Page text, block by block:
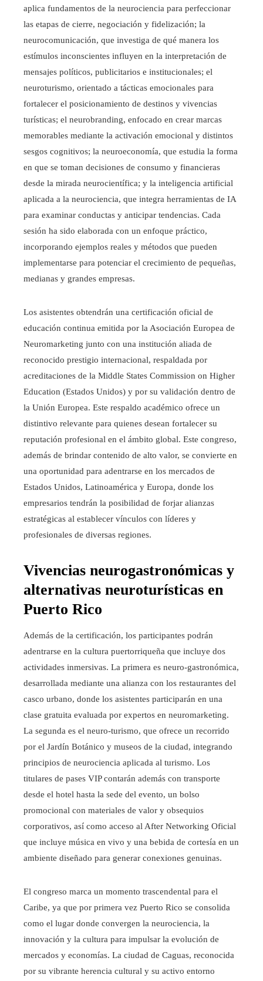
aplica fundamentos de la neurociencia para perfeccionar
las etapas de cierre, negociación y fidelización; la
neurocomunicación, que investiga de qué manera los
estímulos inconscientes influyen en la interpretación de
mensajes políticos, publicitarios e institucionales; el
neuroturismo, orientado a tácticas emocionales para
fortalecer el posicionamiento de destinos y vivencias
turísticas; el neurobranding, enfocado en crear marcas
memorables mediante la activación emocional y distintos
sesgos cognitivos; la neuroeconomía, que estudia la forma
en que se toman decisiones de consumo y financieras
desde la mirada neurocientífica; y la inteligencia artificial
aplicada a la neurociencia, que integra herramientas de IA
para examinar conductas y anticipar tendencias. Cada
sesión ha sido elaborada con un enfoque práctico,
incorporando ejemplos reales y métodos que pueden
implementarse para potenciar el crecimiento de pequeñas,
medianas y grandes empresas.
Los asistentes obtendrán una certificación oficial de
educación continua emitida por la Asociación Europea de
Neuromarketing junto con una institución aliada de
reconocido prestigio internacional, respaldada por
acreditaciones de la Middle States Commission on Higher
Education (Estados Unidos) y por su validación dentro de
la Unión Europea. Este respaldo académico ofrece un
distintivo relevante para quienes desean fortalecer su
reputación profesional en el ámbito global. Este congreso,
además de brindar contenido de alto valor, se convierte en
una oportunidad para adentrarse en los mercados de
Estados Unidos, Latinoamérica y Europa, donde los
empresarios tendrán la posibilidad de forjar alianzas
estratégicas al establecer vínculos con líderes y
profesionales de diversas regiones.
Vivencias neurogastronómicas y
alternativas neuroturísticas en
Puerto Rico
Además de la certificación, los participantes podrán
adentrarse en la cultura puertorriqueña que incluye dos
actividades inmersivas. La primera es neuro-gastronómica,
desarrollada mediante una alianza con los restaurantes del
casco urbano, donde los asistentes participarán en una
clase gratuita evaluada por expertos en neuromarketing.
La segunda es el neuro-turismo, que ofrece un recorrido
por el Jardín Botánico y museos de la ciudad, integrando
principios de neurociencia aplicada al turismo. Los
titulares de pases VIP contarán además con transporte
desde el hotel hasta la sede del evento, un bolso
promocional con materiales de valor y obsequios
corporativos, así como acceso al After Networking Oficial
que incluye música en vivo y una bebida de cortesía en un
ambiente diseñado para generar conexiones genuinas.
El congreso marca un momento trascendental para el
Caribe, ya que por primera vez Puerto Rico se consolida
como el lugar donde convergen la neurociencia, la
innovación y la cultura para impulsar la evolución de
mercados y economías. La ciudad de Caguas, reconocida
por su vibrante herencia cultural y su activo entorno